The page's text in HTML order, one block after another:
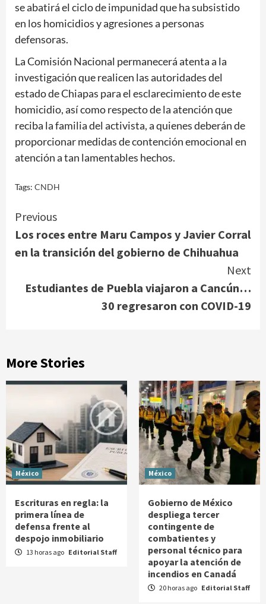
se abatirá el ciclo de impunidad que ha subsistido
en los homicidios y agresiones a personas
defensoras.
La Comisión Nacional permanecerá atenta a la
investigación que realicen las autoridades del
estado de Chiapas para el esclarecimiento de este
homicidio, así como respecto de la atención que
reciba la familia del activista, a quienes deberán de
proporcionar medidas de contención emocional en
atención a tan lamentables hechos.
Tags: CNDH
Continue
Reading
Previous
Los roces entre Maru Campos y Javier Corral
en la transición del gobierno de Chihuahua
Next
Estudiantes de Puebla viajaron a Cancún…
30 regresaron con COVID-19
More Stories
México
Escrituras en regla: la
primera línea de
defensa frente al
despojo inmobiliario
13 horas ago Editorial Staff
México
Gobierno de México
despliega tercer
contingente de
combatientes y
personal técnico para
apoyar la atención de
incendios en Canadá
20 horas ago Editorial Staff